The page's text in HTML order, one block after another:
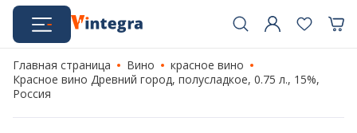
Главная страница Вино
красное вино
Красное вино Древний город, полусладкое, 0.75 л., 15%,
Россия